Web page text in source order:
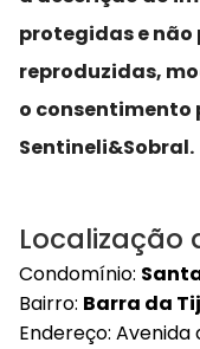
protegidas e
reproduzidas,
o consentimento
Sentineli&Sobral.
Localização
Condomínio:
Bairro: Barra da
Endereço: Avenida